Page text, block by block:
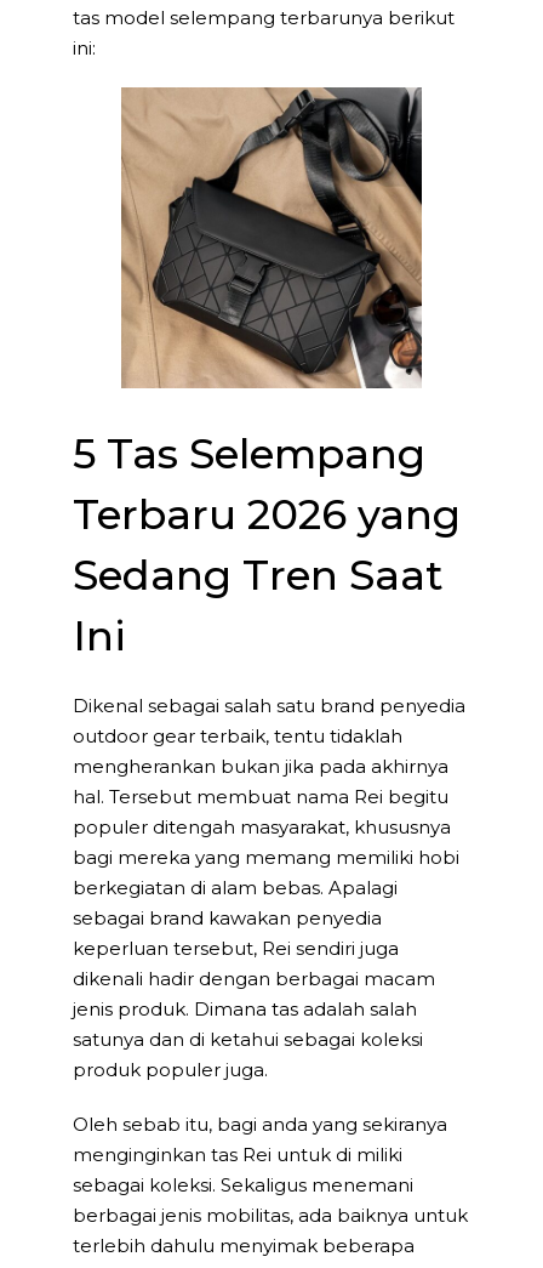
tas model selempang terbarunya berikut
ini:
5 Tas Selempang
Terbaru 2026 yang
Sedang Tren Saat
Ini
Dikenal sebagai salah satu brand penyedia
outdoor gear terbaik, tentu tidaklah
mengherankan bukan jika pada akhirnya
hal. Tersebut membuat nama Rei begitu
populer ditengah masyarakat, khususnya
bagi mereka yang memang memiliki hobi
berkegiatan di alam bebas. Apalagi
sebagai brand kawakan penyedia
keperluan tersebut, Rei sendiri juga
dikenali hadir dengan berbagai macam
jenis produk. Dimana tas adalah salah
satunya dan di ketahui sebagai koleksi
produk populer juga.
Oleh sebab itu, bagi anda yang sekiranya
menginginkan tas Rei untuk di miliki
sebagai koleksi. Sekaligus menemani
berbagai jenis mobilitas, ada baiknya untuk
terlebih dahulu menyimak beberapa